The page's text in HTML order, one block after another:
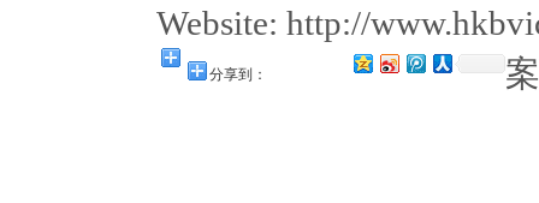
Website: http://
分享到：